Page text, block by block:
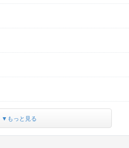
▼もっと見る